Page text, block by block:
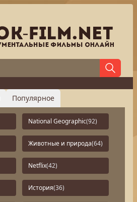
Популярное
National Geographic(92)
Животные и природа(64)
Netflix(42)
История(36)